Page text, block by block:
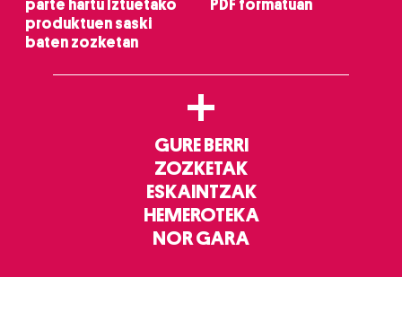
parte hartu Iztuetako
produktuen saski
baten zozketan
PDF formatuan
+
GURE BERRI
ZOZKETAK
ESKAINTZAK
HEMEROTEKA
NOR GARA